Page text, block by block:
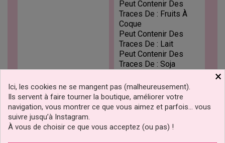
Peut Contenir Des
Traces De : Fruits À
Coque
Peut Contenir Des
Traces De : Lait
Peut Contenir Des
Traces De : Soja
Traces De : Œuf
Sans Gluten
Régimes Alimentaires
Kasher
×
Ici, les cookies ne se mangent pas (malheureusement).
Ils servent à faire tourner la boutique, améliorer votre
navigation, vous montrer ce que vous aimez et parfois… vous
suivre jusqu’à Instagram.
À vous de choisir ce que vous acceptez (ou pas) !